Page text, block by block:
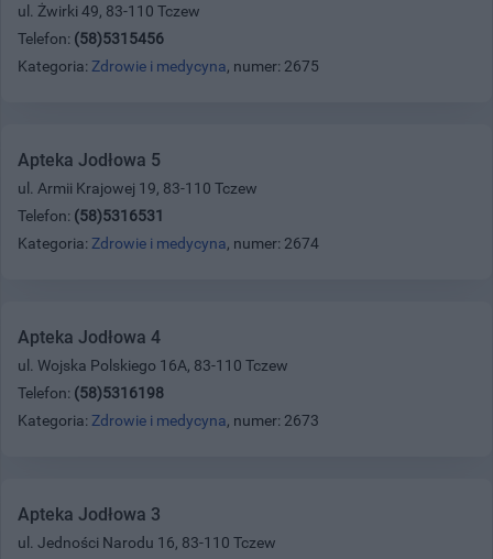
ul. Żwirki 49, 83-110 Tczew
Telefon: (58)5315456
Kategoria: Zdrowie i medycyna, numer: 2675
Apteka Jodłowa 5
ul. Armii Krajowej 19, 83-110 Tczew
Telefon: (58)5316531
Kategoria: Zdrowie i medycyna, numer: 2674
Apteka Jodłowa 4
ul. Wojska Polskiego 16A, 83-110 Tczew
Telefon: (58)5316198
Kategoria: Zdrowie i medycyna, numer: 2673
Apteka Jodłowa 3
ul. Jedności Narodu 16, 83-110 Tczew